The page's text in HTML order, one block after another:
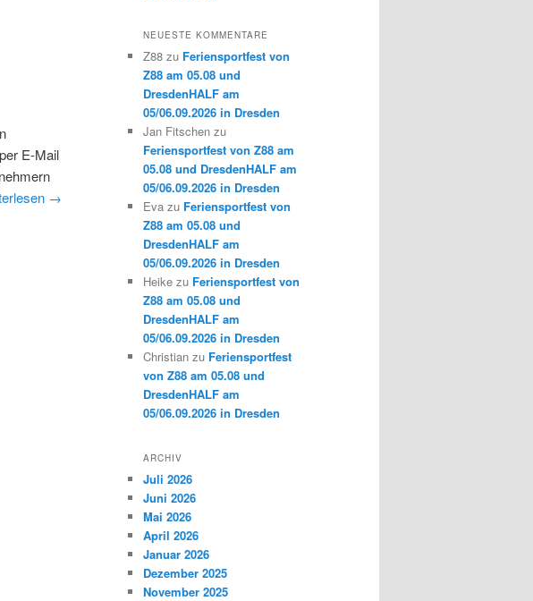
E-Mail
→
NEUESTE KOMMENTARE
Z88 zu Feriensportfest von
Z88 am 05.08 und
DresdenHALF am
05/06.09.2026 in Dresden
Jan Fitschen zu
Feriensportfest von Z88 am
05.08 und DresdenHALF am
05/06.09.2026 in Dresden
Eva zu Feriensportfest von
Z88 am 05.08 und
DresdenHALF am
05/06.09.2026 in Dresden
Heike zu Feriensportfest von
Z88 am 05.08 und
DresdenHALF am
05/06.09.2026 in Dresden
Christian zu Feriensportfest
von Z88 am 05.08 und
DresdenHALF am
05/06.09.2026 in Dresden
ARCHIV
Juli 2026
Juni 2026
Mai 2026
April 2026
Januar 2026
Dezember 2025
November 2025